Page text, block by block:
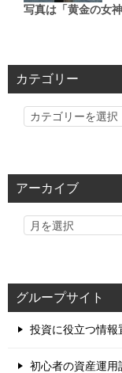
写真は「黄金の女
カテゴリー
カ
リ
アーカイブ
グループサイト
投資に役立つ情
初心者の資産運